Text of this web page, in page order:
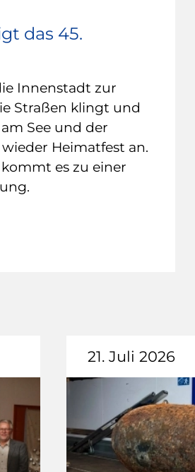
das 45.
Innenstadt zur
Straßen klingt und
See und der
Heimatfest an.
es zu einer
21. Juli 2026